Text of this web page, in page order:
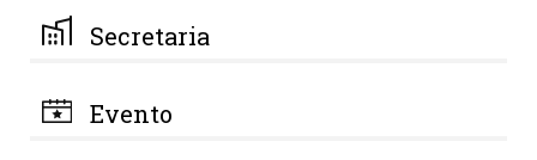
palavra-
chave
Secretaria
Evento